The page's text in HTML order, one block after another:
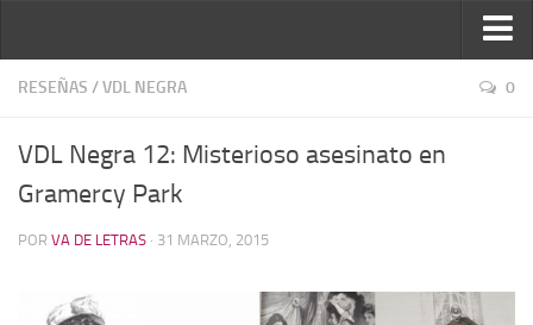
Inicio
Ver reseñas
Política de reseñas
Recomendados
Novela negra
RESEÑAS /VDL NEGRA 0
VDL Negra 12: Misterioso asesinato en
Gramercy Park
POR VA DE LETRAS · 31 MARZO, 2015